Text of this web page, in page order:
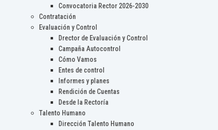
Convocatoria Rector 2026-2030
Contratación
Evaluación y Control
Drector de Evaluación y Control
Campaña Autocontrol
Cómo Vamos
Entes de control
Informes y planes
Rendición de Cuentas
Desde la Rectoría
Talento Humano
Dirección Talento Humano